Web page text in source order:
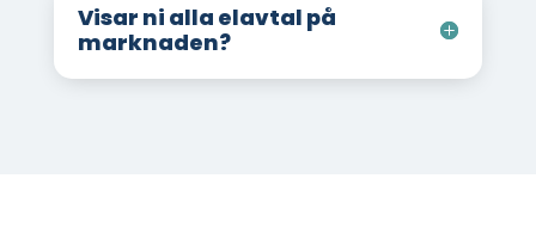
Visar ni alla elavtal på
marknaden?